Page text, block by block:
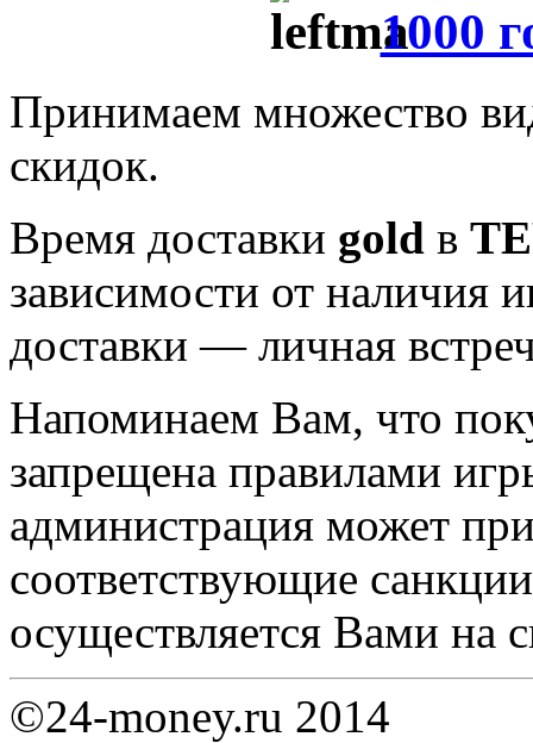
1000
Принимаем множество
скидок.
Время доставки gold в
зависимости от наличия
доставки — личная
Напоминаем Вам, что
запрещена правилами
администрация может
соответствующие
осуществляется Вами на
©24-money.ru 2014